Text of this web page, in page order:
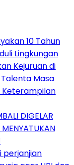
10 Tahun
Lingkungan
Kejuruan di
Masa
Keterampilan
DIGELAR
MENYATUKAN
perjanjian